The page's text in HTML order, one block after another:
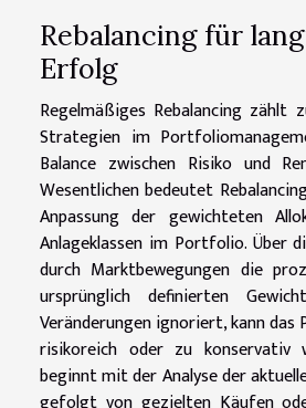
Rebalancing für
Erfolg
Regelmäßiges Rebalancing zählt
Strategien im
Balance zwischen Risiko und
Wesentlichen bedeutet
Anpassung der gewichteten
Anlageklassen im Portfolio. Über
durch Marktbewegungen die
ursprünglich definierten
Veränderungen ignoriert, kann
risikoreich oder zu konservativ
beginnt mit der Analyse der